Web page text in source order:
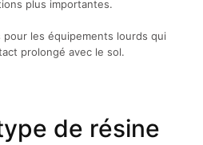
plus importantes.
les équipements lourds qui
prolongé avec le sol.
de résine